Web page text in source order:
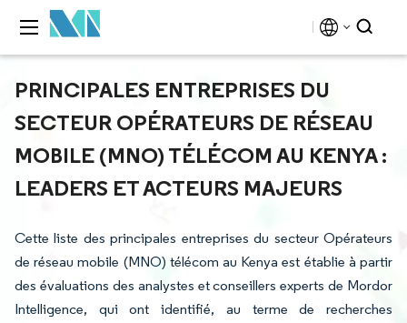
PRINCIPALES ENTREPRISES DU
SECTEUR OPÉRATEURS DE RÉSEAU
MOBILE (MNO) TÉLÉCOM AU KENYA :
LEADERS ET ACTEURS MAJEURS
Cette liste des principales entreprises du secteur Opérateurs
de réseau mobile (MNO) télécom au Kenya est établie à partir
des évaluations des analystes et conseillers experts de Mordor
Intelligence, qui ont identifié, au terme de recherches